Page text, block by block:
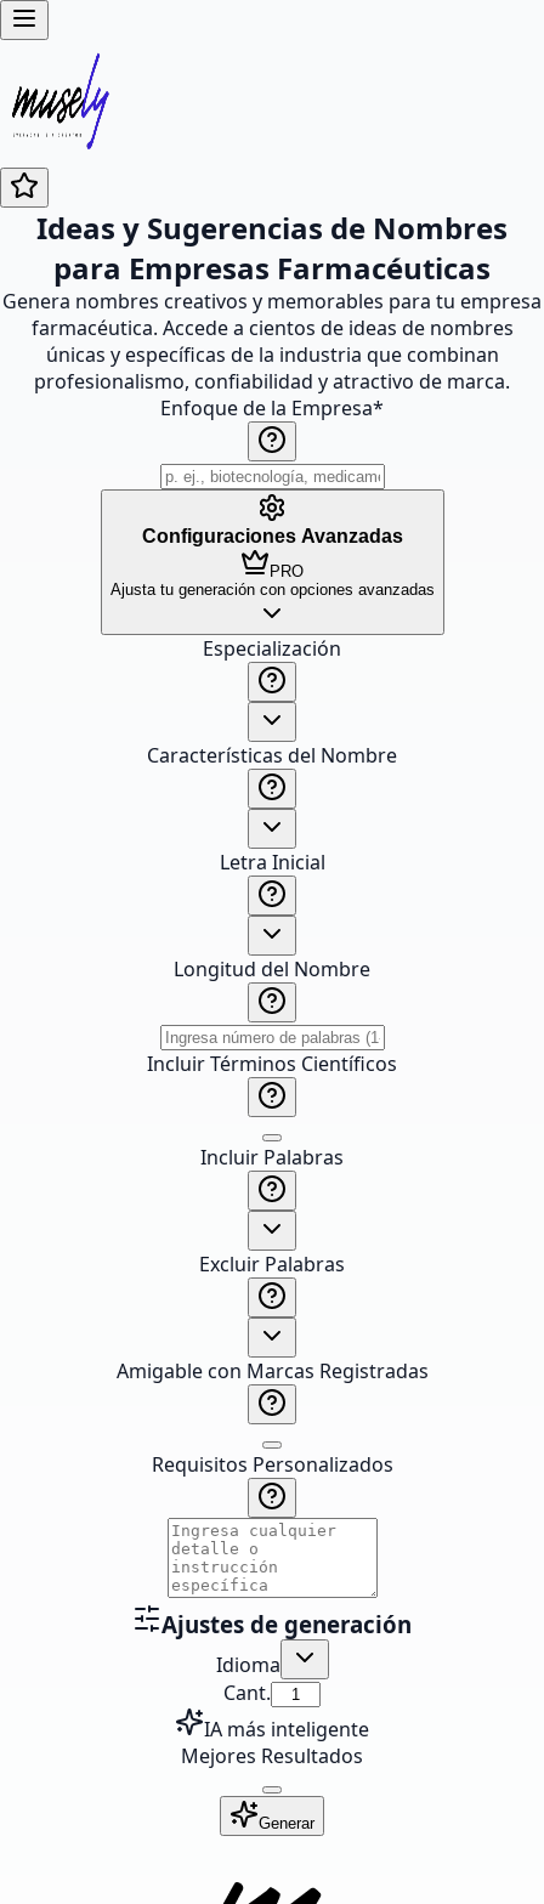
Ideas y Sugerencias de Nombres
para Empresas Farmacéuticas
Genera nombres creativos y memorables para tu empresa
farmacéutica. Accede a cientos de ideas de nombres
únicas y específicas de la industria que combinan
profesionalismo, confiabilidad y atractivo de marca.
Enfoque de la Empresa*
Configuraciones Avanzadas
PRO
Ajusta tu generación con opciones avanzadas
Especialización
Características del Nombre
Letra Inicial
Longitud del Nombre
Incluir Términos Científicos
Incluir Palabras
Excluir Palabras
Amigable con Marcas Registradas
Requisitos Personalizados
Ajustes de generación
Idioma
Cant.
IA más inteligente
Mejores Resultados
Generar